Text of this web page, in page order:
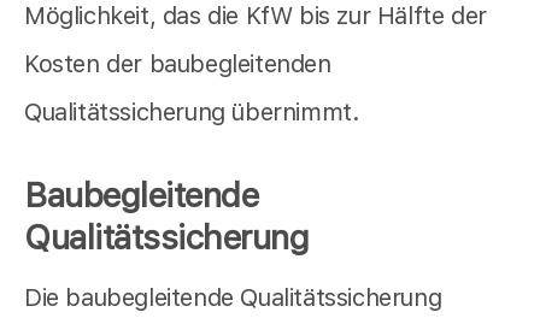
Möglichkeit, das die KfW bis zur Hälfte der
Kosten der baubegleitenden
Qualitätssicherung übernimmt.
Baubegleitende
Qualitätssicherung
Die baubegleitende Qualitätssicherung